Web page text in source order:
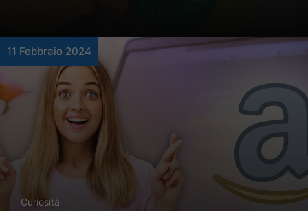
11 Febbraio 2024
Curiosità